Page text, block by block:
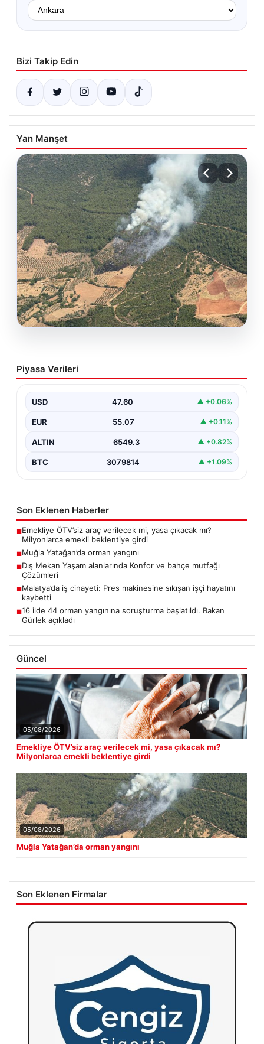
Bizi Takip Edin
Yan Manşet
Muğla Yatağan’da orman yangını
Piyasa Verileri
USD 47.60 ▲ +0.06%
EUR 55.07 ▲ +0.11%
ALTIN 6549.3 ▲ +0.82%
BTC 3079814 ▲ +1.09%
Son Eklenen Haberler
■Emekliye ÖTV’siz araç verilecek mi, yasa çıkacak mı?
Milyonlarca emekli beklentiye girdi
■Muğla Yatağan’da orman yangını
■Dış Mekan Yaşam alanlarında Konfor ve bahçe mutfağı
Çözümleri
■Malatya’da iş cinayeti: Pres makinesine sıkışan işçi hayatını
kaybetti
■16 ilde 44 orman yangınına soruşturma başlatıldı. Bakan
Gürlek açıkladı
Güncel
05/08/2026
Emekliye ÖTV’siz araç verilecek mi, yasa çıkacak mı?
Milyonlarca emekli beklentiye girdi
05/08/2026
Muğla Yatağan’da orman yangını
Son Eklenen Firmalar